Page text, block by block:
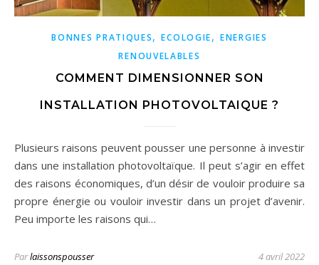
BONNES PRATIQUES,ECOLOGIE,ENERGIES
RENOUVELABLES
COMMENT DIMENSIONNER SON
INSTALLATION PHOTOVOLTAIQUE ?
Plusieurs raisons peuvent pousser une personne à investir
dans une installation photovoltaïque. Il peut s’agir en effet
des raisons économiques, d’un désir de vouloir produire sa
propre énergie ou vouloir investir dans un projet d’avenir.
Peu importe les raisons qui…
Parlaissonspousser 4 avril 2022